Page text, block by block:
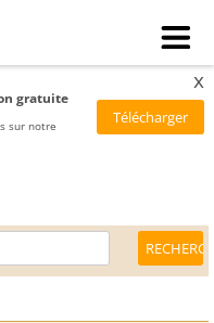
gratuite
sur notre
x